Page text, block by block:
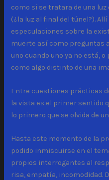
como si se tratara de una
(¿la luz al final del túnel?).
especulaciones sobre la
muerte así como preguntas
uno cuando uno ya no está,
como algo distinto de una
Entre cuestiones prácticas
la vista es el primer sentido
lo primero que se olvida de
Hasta este momento de la
podido inmiscuirse en el
propios interrogantes al
risa, empatía, incomodidad.